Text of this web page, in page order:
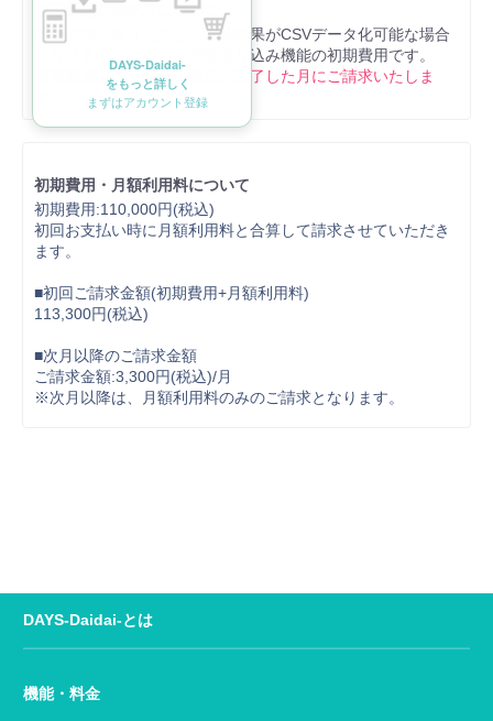
初期費用ご請求月について
問診結果の取り込みは、問診結果がCSVデータ化可能な場合
となります。こちらは問診取り込み機能の初期費用です。
初期費用は、システム設定が完了した月にご請求いたしま
初期費用・月額利用料について
初期費用:110,000円(税込)
初回お支払い時に月額利用料と合算して請求させていただき
ます。
■初回ご請求金額(初期費用+月額利用料)
113,300円(税込)
■次月以降のご請求金額
ご請求金額:3,300円(税込)/月
※次月以降は、月額利用料のみのご請求となります。
DAYS-Daidai-とは
機能・料金
DAYS-Daidai-
をもっと詳しく
まずはアカウント登録